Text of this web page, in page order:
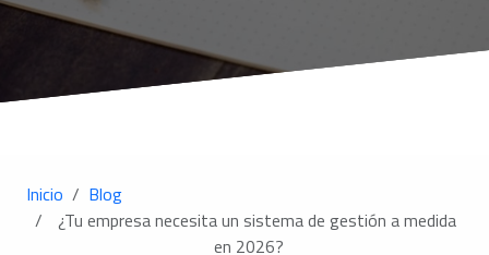
Inicio
Blog
¿Tu empresa necesita un sistema de gestión a medida
en 2026?